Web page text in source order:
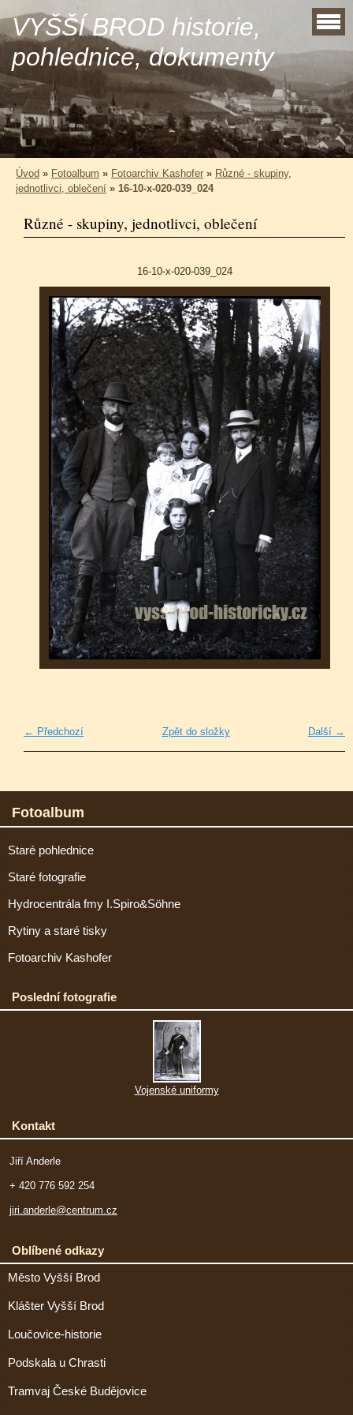
VYŠŠÍ BROD historie,
pohlednice, dokumenty
Úvod » Fotoalbum » Fotoarchiv Kashofer » Různé - skupiny,
jednotlivci, oblečení » 16-10-x-020-039_024
Různé - skupiny, jednotlivci, oblečení
16-10-x-020-039_024
← Předchozí Další →
Zpět do složky
Fotoalbum
Staré pohlednice
Staré fotografie
Hydrocentrála fmy I.Spiro&Söhne
Rytiny a staré tisky
Fotoarchiv Kashofer
Poslední fotografie
Vojenské uniformy
Kontakt
Jiří Anderle
+ 420 776 592 254
jiri.anderle@centrum.cz
Oblíbené odkazy
Město Vyšší Brod
Klášter Vyšší Brod
Loučovice-historie
Podskala u Chrasti
Tramvaj České Budějovice